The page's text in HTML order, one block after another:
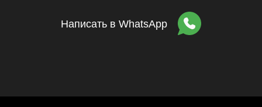
Написать в WhatsApp
Сайт от Nedigital